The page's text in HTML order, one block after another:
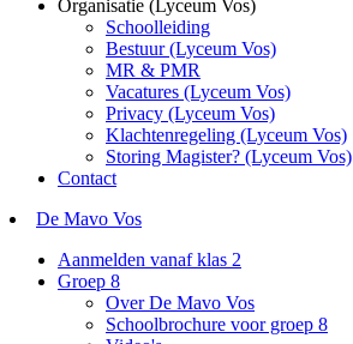
Organisatie (Lyceum Vos)
Schoolleiding
Bestuur (Lyceum Vos)
MR & PMR
Vacatures (Lyceum Vos)
Privacy (Lyceum Vos)
Klachtenregeling (Lyceum Vos)
Storing Magister? (Lyceum Vos)
Contact
De Mavo Vos
Aanmelden vanaf klas 2
Groep 8
Over De Mavo Vos
Schoolbrochure voor groep 8